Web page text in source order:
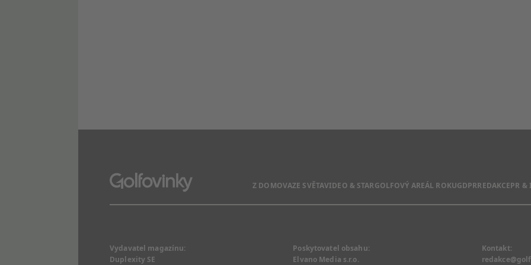
Z DOMOVAZE SVĚTAVIDEO & STARGOLFOVÝ AREÁL ROKUGDPRREDAKCEPR &
Vydavatel magazínu:
Duplexity SE
Poskytovatel obsahu:
Elvano Media s.r.o.
Kontakt: